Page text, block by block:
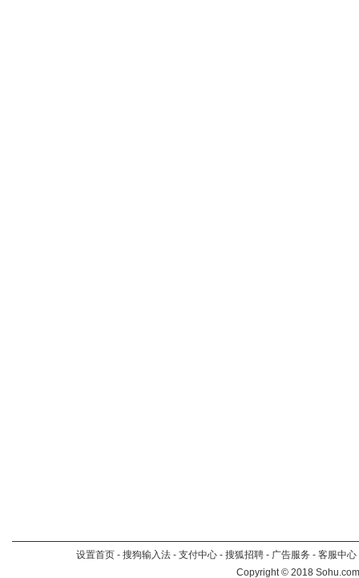
设置首页 - 搜狗输入法 - 支付中心 - 搜狐招聘 - 广告服务 - 客服中心
Copyright©2018